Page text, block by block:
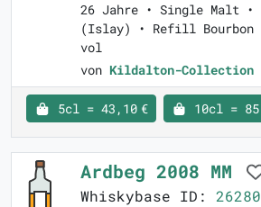
26 Jahre • Single Malt •
(Islay) • Refill Bourbon
vol
von Kildalton-Collection
5cl = 43,10 € 10cl =
Ardbeg 2008 MM
Whiskybase ID: